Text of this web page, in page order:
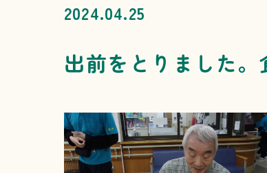
2024.04.25
出前をとりました